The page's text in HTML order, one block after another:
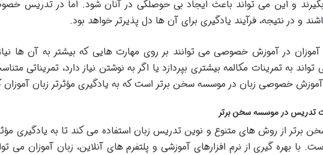
و این می تواند باعث ایجاد بی حوصلگی در آنان شود. اما در تدریس
و در نتیجه، فرآیند یادگیری برای آن ها دل پذیرتر خواهد بود.
در آموزش خصوصی می توانند بر روی مهارت هایی که بیشتر به آن ها نیاز
تواند به تمرینات مکالمه بیشتری بپردازد یا اگر به نوشتن نیاز دارد،
آموزش خصوصی زبان در موسسه سخن برتر است که به یادگیری مؤثرتر زبان
تدریس در موسسه سخن برتر
برتر از روش های متنوع و نوین تدریس زبان استفاده می کند تا به یادگیری
با بهره گیری از نرم افزارهای آموزشی و پلتفرم های آنلاین، زبان آموزان می